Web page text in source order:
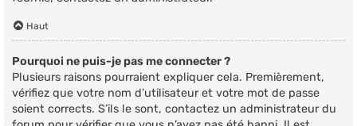
Haut
Pourquoi ne puis-je pas me connecter ?
Plusieurs raisons pourraient expliquer cela. Premièrement,
vérifiez que votre nom d’utilisateur et votre mot de passe
soient corrects. S’ils le sont, contactez un administrateur du